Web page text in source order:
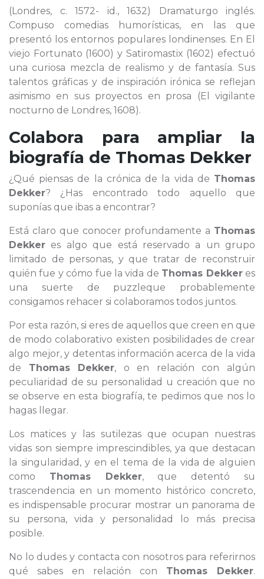
(Londres, c. 1572- id., 1632) Dramaturgo inglés.
Compuso comedias humorísticas, en las que
presentó los entornos populares londinenses. En El
viejo Fortunato (1600) y Satiromastix (1602) efectuó
una curiosa mezcla de realismo y de fantasía. Sus
talentos gráficas y de inspiración irónica se reflejan
asimismo en sus proyectos en prosa (El vigilante
nocturno de Londres, 1608).
Colabora para ampliar la
biografía de Thomas Dekker
¿Qué piensas de la crónica de la vida de Thomas
Dekker? ¿Has encontrado todo aquello que
suponías que ibas a encontrar?
Está claro que conocer profundamente a Thomas
Dekker es algo que está reservado a un grupo
limitado de personas, y que tratar de reconstruir
quién fue y cómo fue la vida de Thomas Dekkeres
una suerte de puzzleque probablemente
consigamos rehacer si colaboramos todos juntos.
Por esta razón, si eres de aquellos que creen en que
de modo colaborativo existen posibilidades de crear
algo mejor, y detentas información acerca de la vida
de Thomas Dekker, o en relación con algún
peculiaridad de su personalidad u creación que no
se observe en esta biografía, te pedimos que nos lo
hagas llegar.
Los matices y las sutilezas que ocupan nuestras
vidas son siempre imprescindibles, ya que destacan
la singularidad, y en el tema de la vida de alguien
como Thomas Dekker, que detentó su
trascendencia en un momento histórico concreto,
es indispensable procurar mostrar un panorama de
su persona, vida y personalidad lo más precisa
posible.
No lo dudes y contacta con nosotros para referirnos
qué sabes en relación con Thomas Dekker.